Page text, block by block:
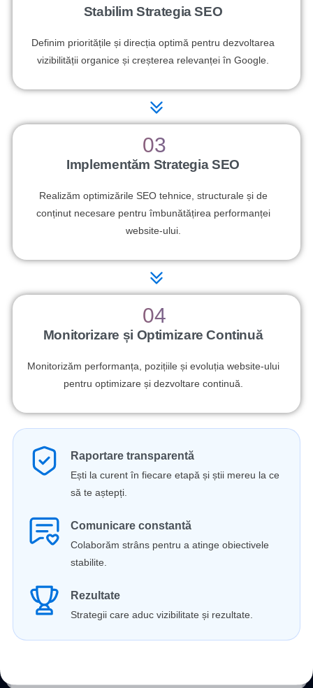
Stabilim Strategia SEO
Definim prioritățile și direcția optimă pentru dezvoltarea
vizibilității organice și creșterea relevanței în Google.
03
Implementăm Strategia SEO
Realizăm optimizările SEO tehnice, structurale și de
conținut necesare pentru îmbunătățirea performanței
website-ului.
04
Monitorizare și Optimizare Continuă
Monitorizăm performanța, pozițiile și evoluția website-ului
pentru optimizare și dezvoltare continuă.
Raportare transparentă
Ești la curent în fiecare etapă și știi mereu la ce
să te aștepți.
Comunicare constantă
Colaborăm strâns pentru a atinge obiectivele
stabilite.
Rezultate
Strategii care aduc vizibilitate și rezultate.